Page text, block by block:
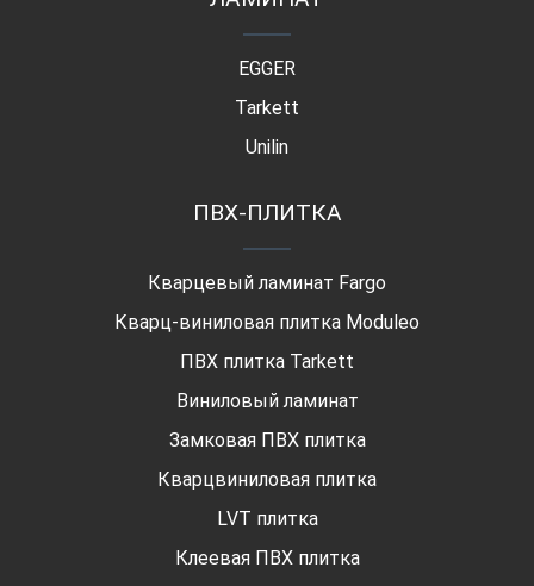
EGGER
Tarkett
Unilin
ПВХ-ПЛИТКА
Кварцевый ламинат Fargo
Кварц-виниловая плитка Moduleo
ПВХ плитка Tarkett
Виниловый ламинат
Замковая ПВХ плитка
Кварцвиниловая плитка
LVT плитка
Клеевая ПВХ плитка